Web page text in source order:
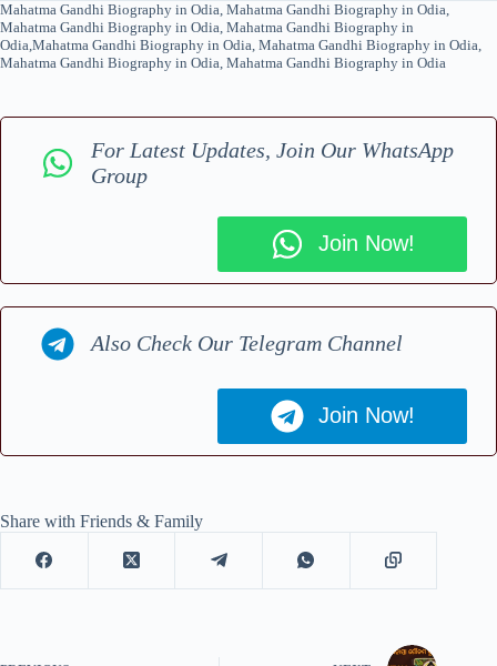
Mahatma Gandhi Biography in Odia, Mahatma Gandhi Biography in Odia,
Mahatma Gandhi Biography in Odia, Mahatma Gandhi Biography in
Odia,Mahatma Gandhi Biography in Odia, Mahatma Gandhi Biography in Odia,
Mahatma Gandhi Biography in Odia, Mahatma Gandhi Biography in Odia
For Latest Updates, Join Our WhatsApp
Group
Join Now!
Also Check Our Telegram Channel
Join Now!
Share with Friends & Family